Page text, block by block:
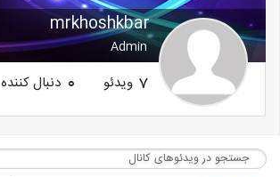
mrkhoshkbar
Admin
7 ویدئو 0 دنبال کننده